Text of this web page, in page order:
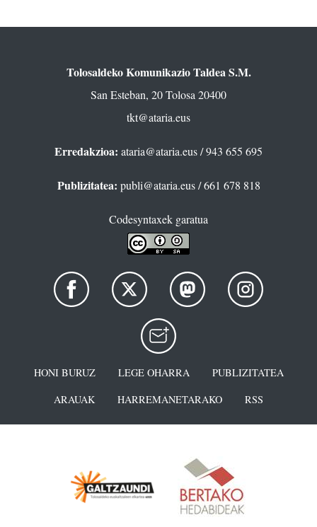
Tolosaldeko Komunikazio Taldea S.M.
San Esteban, 20 Tolosa 20400
tkt@ataria.eus
Erredakzioa: ataria@ataria.eus/ 943 655 695
Publizitatea: publi@ataria.eus/ 661 678 818
Codesyntaxek garatua
HONI BURUZ LEGE OHARRA
PUBLIZITATEA
ARAUAK
HARREMANETARAKO RSS